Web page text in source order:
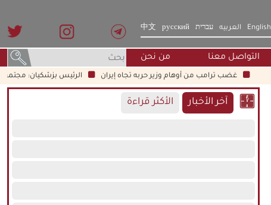
English العربيه עברית русский
中文
التواصل معنا من نحن
الرئيس بزشكيان: مجتمع اليوم غضب ترامب من أوهام وزير حربه تجاه إيران
آخر الأخبار الأكثر قراءة